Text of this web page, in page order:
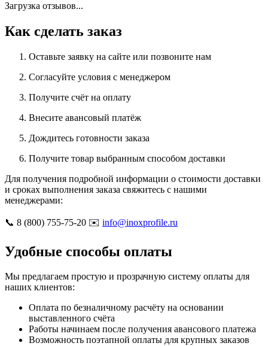
Загрузка отзывов...
Как сделать заказ
Оставьте заявку на сайте или позвоните нам
Согласуйте условия с менеджером
Получите счёт на оплату
Внесите авансовый платёж
Дождитесь готовности заказа
Получите товар выбранным способом доставки
Для получения подробной информации о стоимости доставки
и сроках выполнения заказа свяжитесь с нашими
менеджерами:
📞 8 (800) 755-75-20 ✉️ info@inoxprofile.ru
Удобные способы оплаты
Мы предлагаем простую и прозрачную систему оплаты для
наших клиентов:
Оплата по безналичному расчёту на основании
выставленного счёта
Работы начинаем после получения авансового платежа
Возможность поэтапной оплаты для крупных заказов